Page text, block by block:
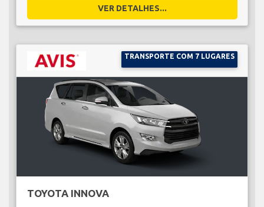
VER DETALHES...
TRANSPORTE COM 7 LUGARES
TOYOTA INNOVA